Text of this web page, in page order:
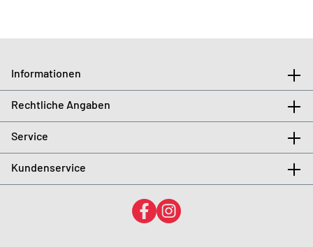
Informationen
Rechtliche Angaben
Service
Kundenservice